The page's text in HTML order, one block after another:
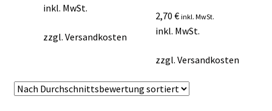
inkl. MwSt.
zzgl. Versandkosten
2,70€ inkl. MwSt.
inkl. MwSt.
zzgl.Versandkosten